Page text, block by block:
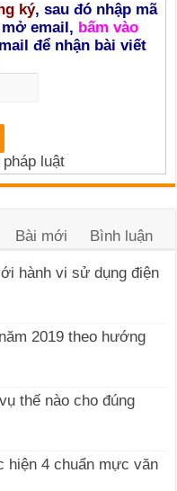
ký, sau đó nhập mã
email, bấm vào
để nhận bài viết
luật
Bài mới Bình luận
hành vi sử dụng điện
2019 theo hướng
thế nào cho đúng
hiện 4 chuẩn mực văn